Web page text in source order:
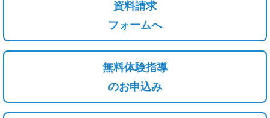
資料請求
フォームへ
無料体験指導
のお申込み